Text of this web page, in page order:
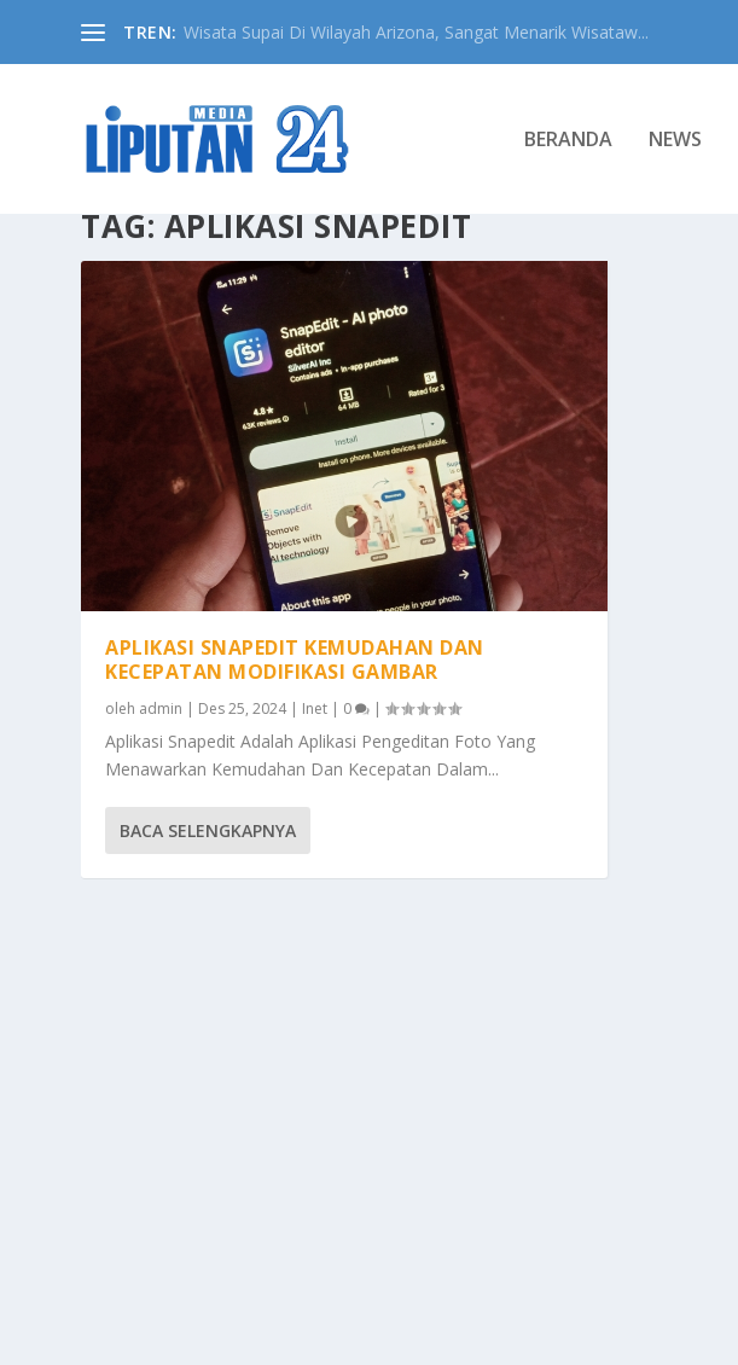
TREN: Wisata Supai Di Wilayah Arizona, Sangat Menarik Wisataw...
BERANDA NEWS
TAG: APLIKASI SNAPEDIT
APLIKASI SNAPEDIT KEMUDAHAN DAN
KECEPATAN MODIFIKASI GAMBAR
oleh admin | Des 25, 2024| Inet | 0 |
Aplikasi Snapedit Adalah Aplikasi Pengeditan Foto Yang
Menawarkan Kemudahan Dan Kecepatan Dalam...
BACA SELENGKAPNYA